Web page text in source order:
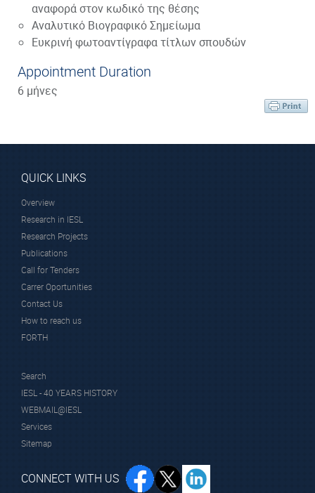
αναφορά στον κωδικό της θέσης
Αναλυτικό Βιογραφικό Σημείωμα
Ευκρινή φωτοαντίγραφα τίτλων σπουδών
Appointment Duration
6 μήνες
QUICK LINKS
Overview
Research in IESL
Research Projects
Publications
Call for Tenders
Carrer Oportunities
Contact Us
How to reach us
FORTH
Search
IESL - 40 YEARS HISTORY
WEBMAIL@IESL
Services
Sitemap
CONNECT WITH US